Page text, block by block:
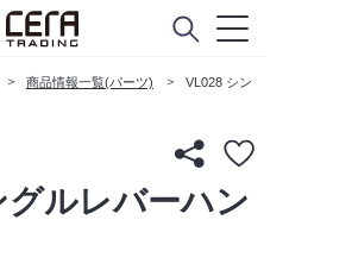
商品情報一覧(パーツ)
VL028 シン
ルレバーハン